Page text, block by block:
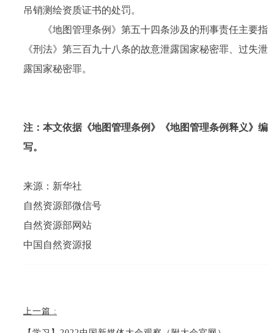
吊销测绘资质证书的处罚。
《地图管理条例》第五十四条涉及的刑事责任主要指
《刑法》第三百九十八条的故意泄露国家秘密罪、过失泄
露国家秘密罪。
注：本文依据《地图管理条例》《地图管理条例释义》编
写。
来源：新华社
自然资源部微信号
自然资源部网站
中国自然资源报
上一篇 :